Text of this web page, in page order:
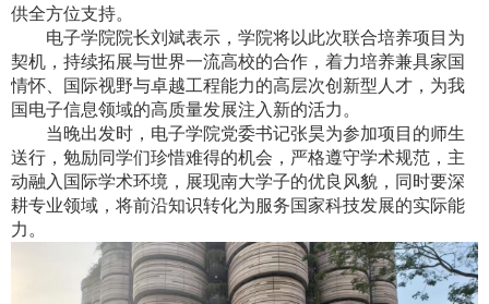
供全方位支持。
电子学院院长刘斌表示，学院将以此次联合培养项目为
契机，持续拓展与世界一流高校的合作，着力培养兼具家国
情怀、国际视野与卓越工程能力的高层次创新型人才，为我
国电子信息领域的高质量发展注入新的活力。
当晚出发时，电子学院党委书记张昊为参加项目的师生
送行，勉励同学们珍惜难得的机会，严格遵守学术规范，主
动融入国际学术环境，展现南大学子的优良风貌，同时要深
耕专业领域，将前沿知识转化为服务国家科技发展的实际能
力。